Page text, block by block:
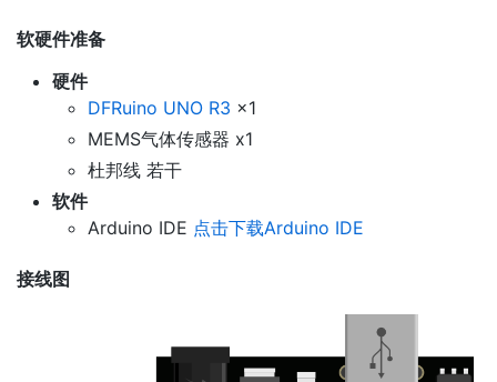
软硬件准备
硬件
DFRuino UNO R3 x1
MEMS气体传感器 x1
杜邦线 若干
软件
Arduino IDE 点击下载Arduino IDE
接线图